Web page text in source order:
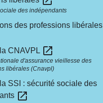
des indépendants
des professions libérales
CNAVPL open_in_new
d'assurance vieillesse des
libérales (Cnavpl)
SSI : sécurité sociale des
open_in_new